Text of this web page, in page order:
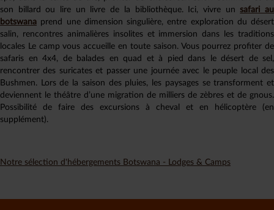
son billard ou lire un livre de la bibliothèque. Ici, vivre un safari au
botswana prend une dimension singulière, entre exploration du désert
salin, rencontres animalières insolites et immersion dans les traditions
locales Le camp vous accueille en toute saison. Vous pourrez profiter de
safaris en 4x4, de balades en quad et à pied dans le désert de sel,
rencontrer des suricates et passer une journée avec le peuple local des
Bushmen. Lors de la saison des pluies, les paysages se transforment et
deviennent le théâtre d’une migration de milliers de zèbres et de gnous.
Possibilité de faire des excursions à cheval et en hélicoptère (en
supplément).
Notre sélection d'hébergements Botswana - Lodges & Camps